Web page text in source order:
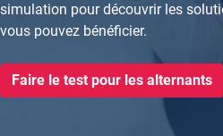
simulation pour découvrir les
vous pouvez bénéficier.
Faire le test pour les alternants